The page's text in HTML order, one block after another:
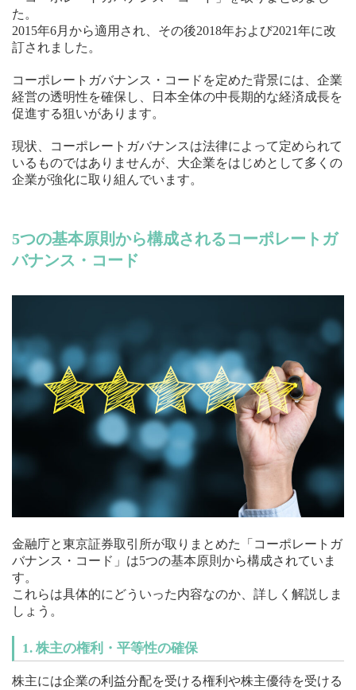
た。
2015年6月から適用され、その後2018年および2021年に改
訂されました。
コーポレートガバナンス・コードを定めた背景には、企業
経営の透明性を確保し、日本全体の中長期的な経済成長を
促進する狙いがあります。
現状、コーポレートガバナンスは法律によって定められて
いるものではありませんが、大企業をはじめとして多くの
企業が強化に取り組んでいます。
5つの基本原則から構成されるコーポレートガ
バナンス・コード
金融庁と東京証券取引所が取りまとめた「コーポレートガ
バナンス・コード」は5つの基本原則から構成されていま
す。
これらは具体的にどういった内容なのか、詳しく解説しま
しょう。
1. 株主の権利・平等性の確保
株主には企業の利益分配を受ける権利や株主優待を受ける